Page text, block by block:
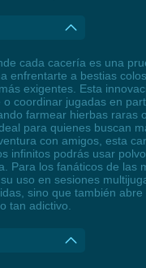
cada cacería es una
enfrentarte a bestias
exigentes. Esta
coordinar jugadas en
farmear hierbas
para quienes buscan
con amigos, esta
infinitos podrás usar
Para los fanáticos de
uso en sesiones
sino que también
tan adictivo.